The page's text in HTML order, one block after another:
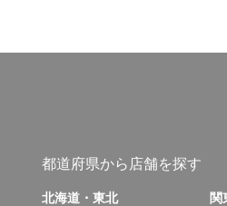
都道府県から店舗を探す
北海道・東北 関